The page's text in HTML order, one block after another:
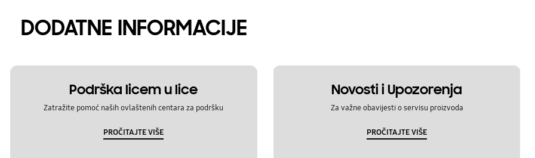
DODATNE INFORMACIJE
Podrška licem u lice
Zatražite pomoć naših ovlaštenih centara za podršku
PROČITAJTE VIŠE
Novosti i Upozorenja
Za važne obavijesti o servisu proizvoda
PROČITAJTE VIŠE